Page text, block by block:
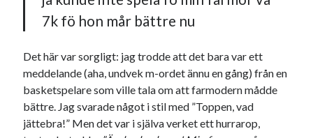
Onödiga citattecken
Dessa har något helt annat gemensamt
En amerikansk språkpolis
Fula biblioteksböcker
7k fö hon mår bättre nu
Det här var sorgligt: jag trodde att det bara var ett
meddelande (aha, undvek m-ordet ännu en gång) från en
basketspelare som ville tala om att farmodern mådde
bättre. Jag svarade något i stil med ”Toppen, vad
jättebra!” Men det var i själva verket ett hurrarop,